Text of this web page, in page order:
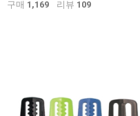
구매 1,169 리뷰 109